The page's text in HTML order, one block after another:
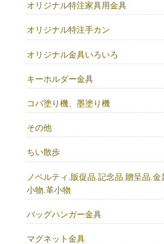
オリジナル特注家具用金具
オリジナル特注手カン
オリジナル金具いろいろ
キーホルダー金具
コバ塗り機、墨塗り機
その他
ちい散歩
ノベルティ.販促品.記念品.贈呈品.金
小物.革小物
バッグハンガー金具
マグネット金具